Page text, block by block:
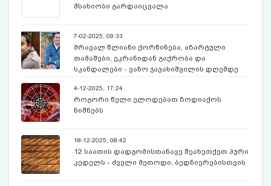
მსახიობი გარდაიცვალა
7-02-2025, 09:33
მრავალ წლიანი ქორწინება, აზარტული
თამაშები, ეკრანიდან გაქრობა და
სკანდალები - ვანო ჯავახიშვილის დღემდე
4-12-2025, 17:24
როგორი წელი ელოდებათ ზოდიაქოს
ნიშნებს
18-12-2025, 08:42
12 საათის დადგომისთანავე შეახეთქეთ პური
კედელს - ძველი მეთოდი, ბედნიერებისთვის